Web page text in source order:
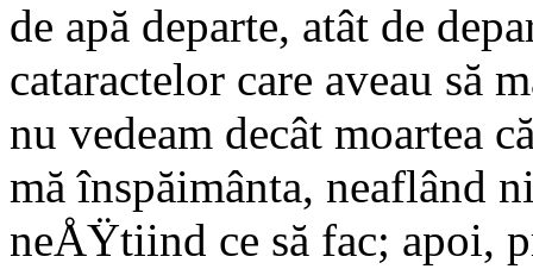
de apă departe, atât de
cataractelor care aveau să
nu vedeam decât moartea
mă înspăimânta, neaflând
neÅŸtiind ce să fac; apoi,